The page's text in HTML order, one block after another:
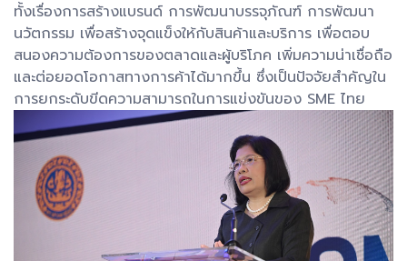
ทั้งเรื่องการสร้างแบรนด์ การพัฒนาบรรจุภัณฑ์ การพัฒนา
นวัตกรรม เพื่อสร้างจุดแข็งให้กับสินค้าและบริการ เพื่อตอบ
สนองความต้องการของตลาดและผู้บริโภค เพิ่มความน่าเชื่อถือ
และต่อยอดโอกาสทางการค้าได้มากขึ้น ซึ่งเป็นปัจจัยสำคัญใน
การยกระดับขีดความสามารถในการแข่งขันของ SME ไทย